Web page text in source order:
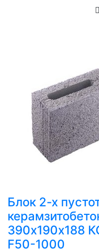
Блок 2-х
390х190х188
F50-1000